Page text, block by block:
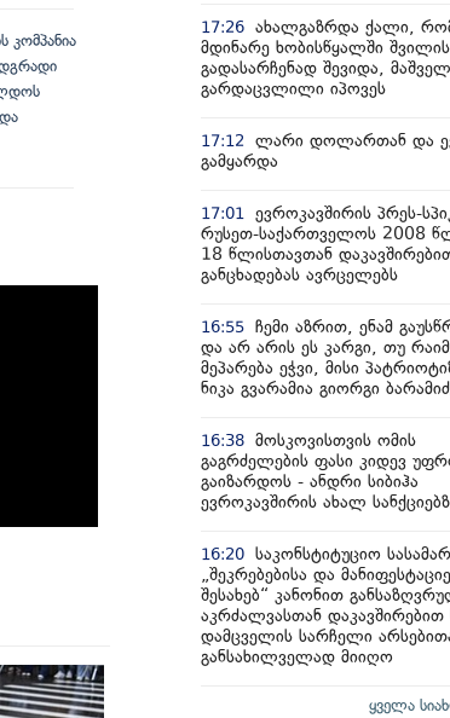
კომპანია
17:26 ახალგაზრდა ქალი,
მდინარე ხობისწყალში შვილის
გადასარჩენად შევიდა,
გარდაცვლილი იპოვეს
17:12
ლარი დოლართან და
გამყარდა
17:01
ევროკავშირის პრეს-
რუსეთ-საქართველოს 2008
18 წლისთავთან
განცხადებას ავრცელებს
16:55 ჩემი აზრით, ენამ
და არ არის ეს კარგი, თუ
მეპარება ეჭვი, მისი
ნიკა გვარამია გიორგი
16:38 მოსკოვისთვის ომის
გაგრძელების ფასი კიდევ
გაიზარდოს - ანდრი სიბიჰა
ევროკავშირის ახალ
16:20 საკონსტიტუციო
„შეკრებებისა და
შესახებ“ კანონით
აკრძალვასთან
დამცველის სარჩელი
განსახილველად მიიღო
ყველა